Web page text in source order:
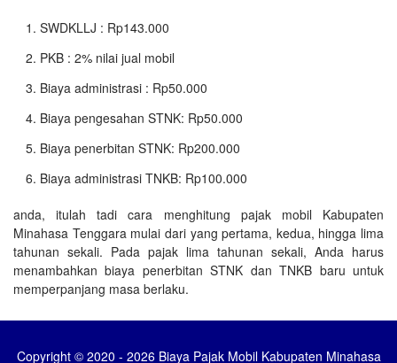
SWDKLLJ : Rp143.000
PKB : 2% nilai jual mobil
Biaya administrasi : Rp50.000
Biaya pengesahan STNK: Rp50.000
Biaya penerbitan STNK: Rp200.000
Biaya administrasi TNKB: Rp100.000
anda, itulah tadi cara menghitung pajak mobil Kabupaten
Minahasa Tenggara mulai dari yang pertama, kedua, hingga lima
tahunan sekali. Pada pajak lima tahunan sekali, Anda harus
menambahkan biaya penerbitan STNK dan TNKB baru untuk
memperpanjang masa berlaku.
Copyright © 2020 - 2026 Biaya Pajak Mobil Kabupaten Minahasa